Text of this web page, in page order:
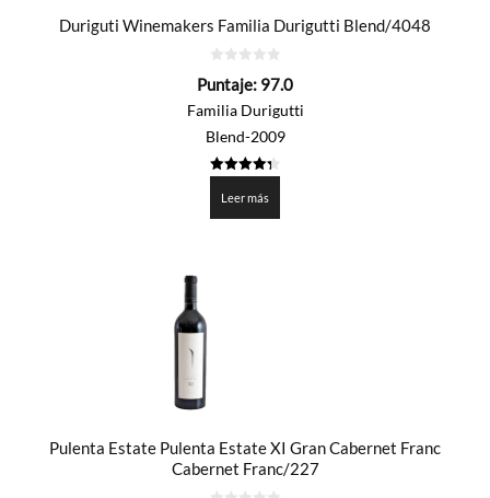
Duriguti Winemakers Familia Durigutti Blend/4048
de
Puntaje: 97.0
Familia Durigutti
Blend-2009
de 5
Leer más
Pulenta Estate Pulenta Estate XI Gran Cabernet Franc
Cabernet Franc/227